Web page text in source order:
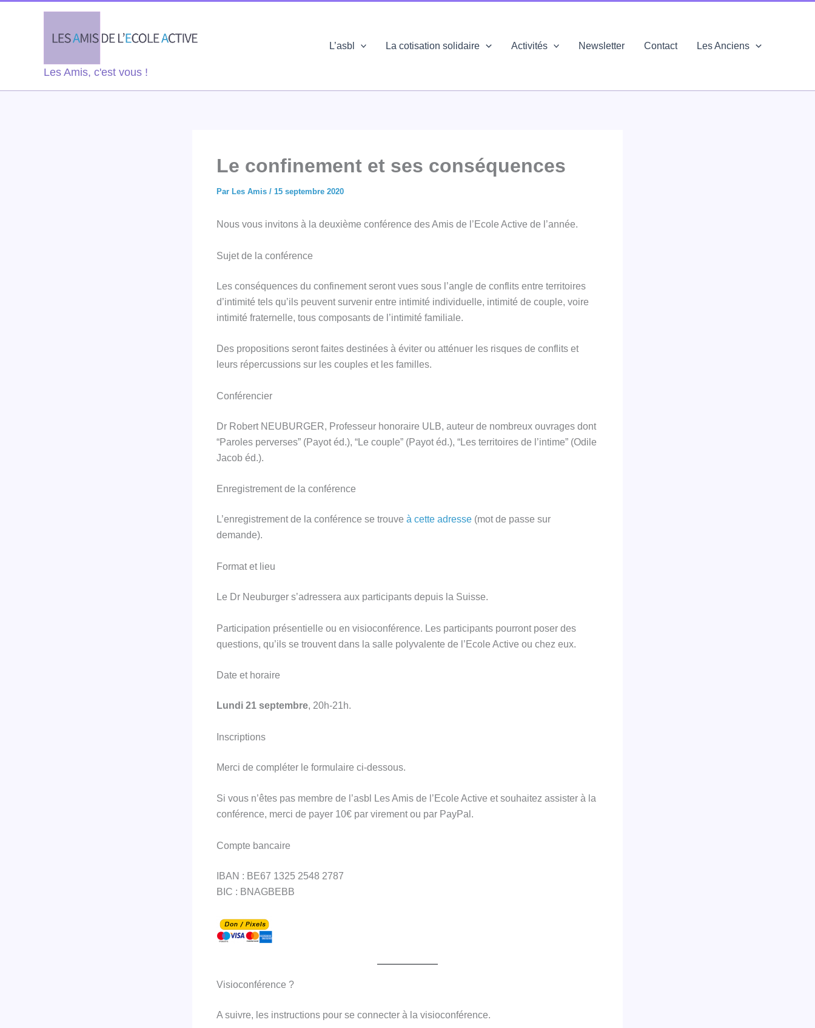
Les Amis, c'est vous !
L’asbl La cotisation solidaire Activités Newsletter Contact Les Anciens
Le confinement et ses conséquences
Par Les Amis / 15 septembre 2020
Nous vous invitons à la deuxième conférence des Amis de l’Ecole Active de l’année.
Sujet de la conférence
Les conséquences du confinement seront vues sous l’angle de conflits entre territoires
d’intimité tels qu’ils peuvent survenir entre intimité individuelle, intimité de couple, voire
intimité fraternelle, tous composants de l’intimité familiale.
Des propositions seront faites destinées à éviter ou atténuer les risques de conflits et
leurs répercussions sur les couples et les familles.
Conférencier
Dr Robert NEUBURGER, Professeur honoraire ULB, auteur de nombreux ouvrages dont
“Paroles perverses” (Payot éd.), “Le couple” (Payot éd.), “Les territoires de l’intime” (Odile
Jacob éd.).
Enregistrement de la conférence
L’enregistrement de la conférence se trouve à cette adresse (mot de passe sur
demande).
Format et lieu
Le Dr Neuburger s’adressera aux participants depuis la Suisse.
Participation présentielle ou en visioconférence. Les participants pourront poser des
questions, qu’ils se trouvent dans la salle polyvalente de l’Ecole Active ou chez eux.
Date et horaire
Lundi 21 septembre, 20h-21h.
Inscriptions
Merci de compléter le formulaire ci-dessous.
Si vous n’êtes pas membre de l’asbl Les Amis de l’Ecole Active et souhaitez assister à la
conférence, merci de payer 10€ par virement ou par PayPal.
Compte bancaire
IBAN : BE67 1325 2548 2787
BIC : BNAGBEBB
Visioconférence ?
A suivre, les instructions pour se connecter à la visioconférence.